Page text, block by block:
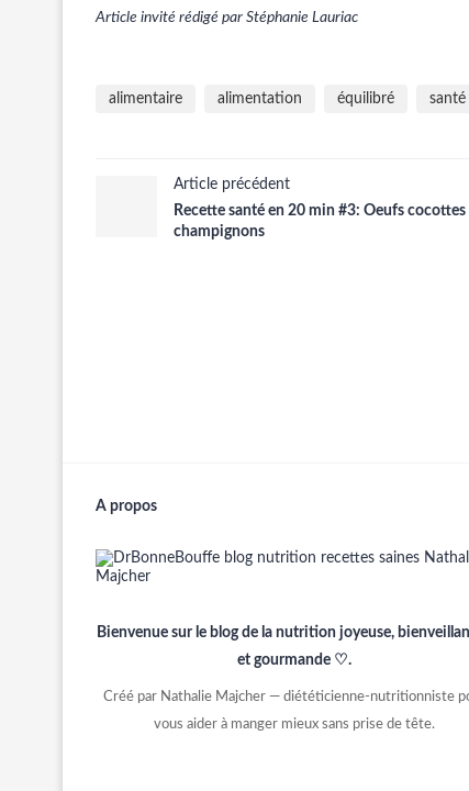
Article invité rédigé par Stéphanie Lauriac
alimentaire alimentation équilibré santé
Article précédent
Recette santé en 20 min #3: Oeufs cocottes
champignons
A propos
Bienvenue sur le blog de la nutrition joyeuse,
et gourmande ♡.
Créé par Nathalie Majcher — diététicienne-nutritionniste
vous aider à manger mieux sans prise de tête.